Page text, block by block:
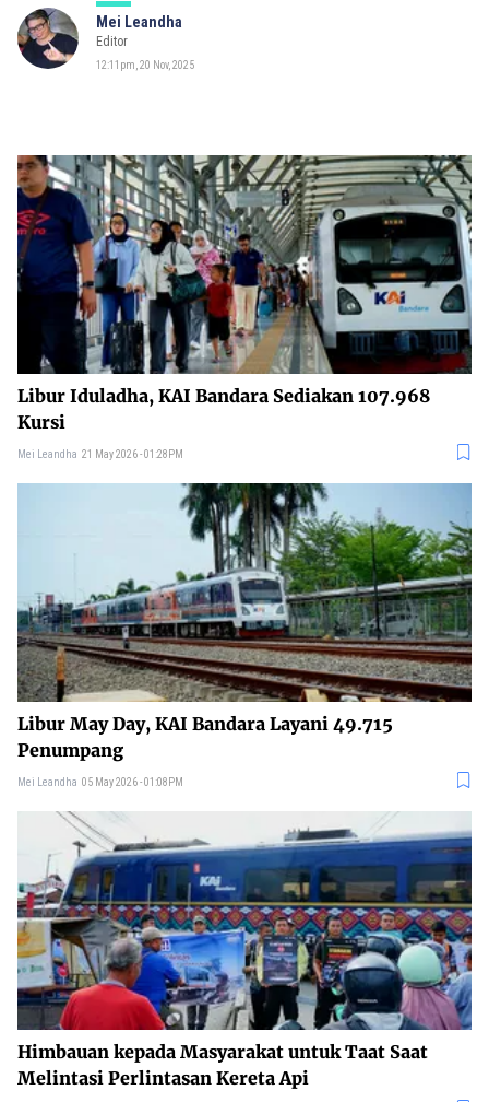
Mei Leandha
Editor
12:11pm, 20 Nov, 2025
Libur Iduladha, KAI Bandara Sediakan 107.968
Kursi
Mei Leandha 21 May 2026 - 01:28PM
Libur May Day, KAI Bandara Layani 49.715
Penumpang
Mei Leandha 05 May 2026 - 01:08PM
Himbauan kepada Masyarakat untuk Taat Saat
Melintasi Perlintasan Kereta Api